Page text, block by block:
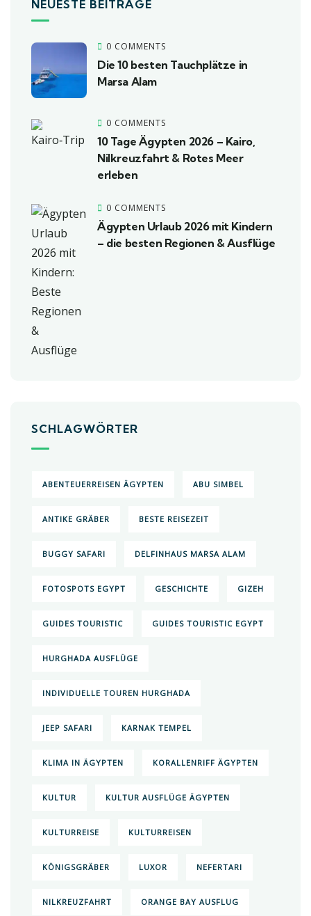
NEUESTE BEITRÄGE
0 COMMENTS
Die 10 besten Tauchplätze in
Marsa Alam
0 COMMENTS
10 Tage Ägypten 2026 – Kairo,
Nilkreuzfahrt & Rotes Meer
erleben
0 COMMENTS
Ägypten Urlaub 2026 mit Kindern
– die besten Regionen & Ausflüge
SCHLAGWÖRTER
ABENTEUERREISEN ÄGYPTEN ABU SIMBEL
ANTIKE GRÄBER BESTE REISEZEIT
BUGGY SAFARI DELFINHAUS MARSA ALAM
FOTOSPOTS EGYPT GESCHICHTE GIZEH
GUIDES TOURISTIC GUIDES TOURISTIC EGYPT
HURGHADA AUSFLÜGE
INDIVIDUELLE TOUREN HURGHADA
JEEP SAFARI KARNAK TEMPEL
KLIMA IN ÄGYPTEN KORALLENRIFF ÄGYPTEN
KULTUR KULTUR AUSFLÜGE ÄGYPTEN
KULTURREISE KULTURREISEN
KÖNIGSGRÄBER LUXOR NEFERTARI
NILKREUZFAHRT ORANGE BAY AUSFLUG